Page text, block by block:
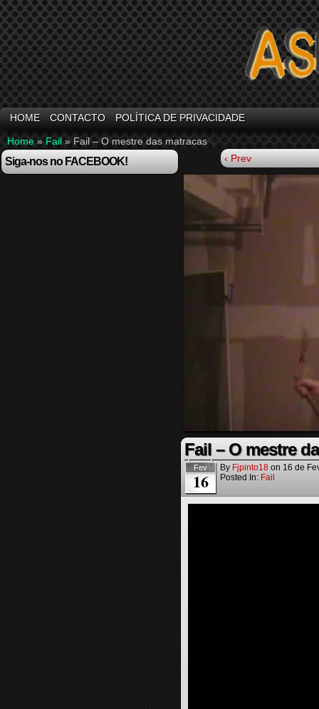
HOME CONTACTO POLÍTICA DE PRIVACIDADE
Home » Fail » Fail – O mestre das matracas
Siga-nos no FACEBOOK! ‹ Prev
Fail – O mestre
Fev
16
By Fjpinto18 on 16 de
Posted In: Fail